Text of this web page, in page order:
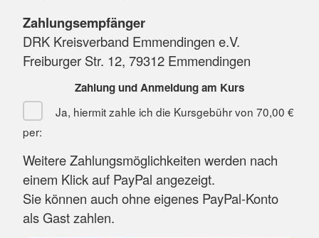
Zahlungsempfänger
DRK Kreisverband Emmendingen e.V.
Freiburger Str. 12, 79312 Emmendingen
Zahlung und Anmeldung am Kurs
Ja, hiermit zahle ich die Kursgebühr von 70,00 €
per:
Weitere Zahlungsmöglichkeiten werden nach
einem Klick auf PayPal angezeigt.
Sie können auch ohne eigenes PayPal-Konto
als Gast zahlen.